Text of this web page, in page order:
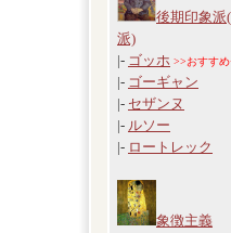
後期印象派
派)
|- ゴッホ >>おすすめ
|- ゴーギャン
|- セザンヌ
|- ルソー
|- ロートレック
象徴主義